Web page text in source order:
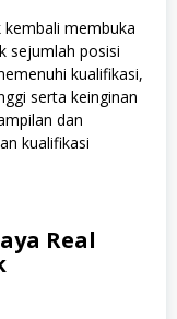
kembali membuka
sejumlah posisi
kualifikasi,
serta keinginan
dan
kualifikasi
Real